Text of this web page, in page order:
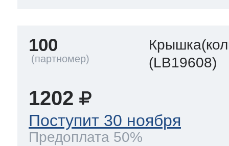
100
(LB19608)
1202
Поступит 30 ноября
Предоплата 50%